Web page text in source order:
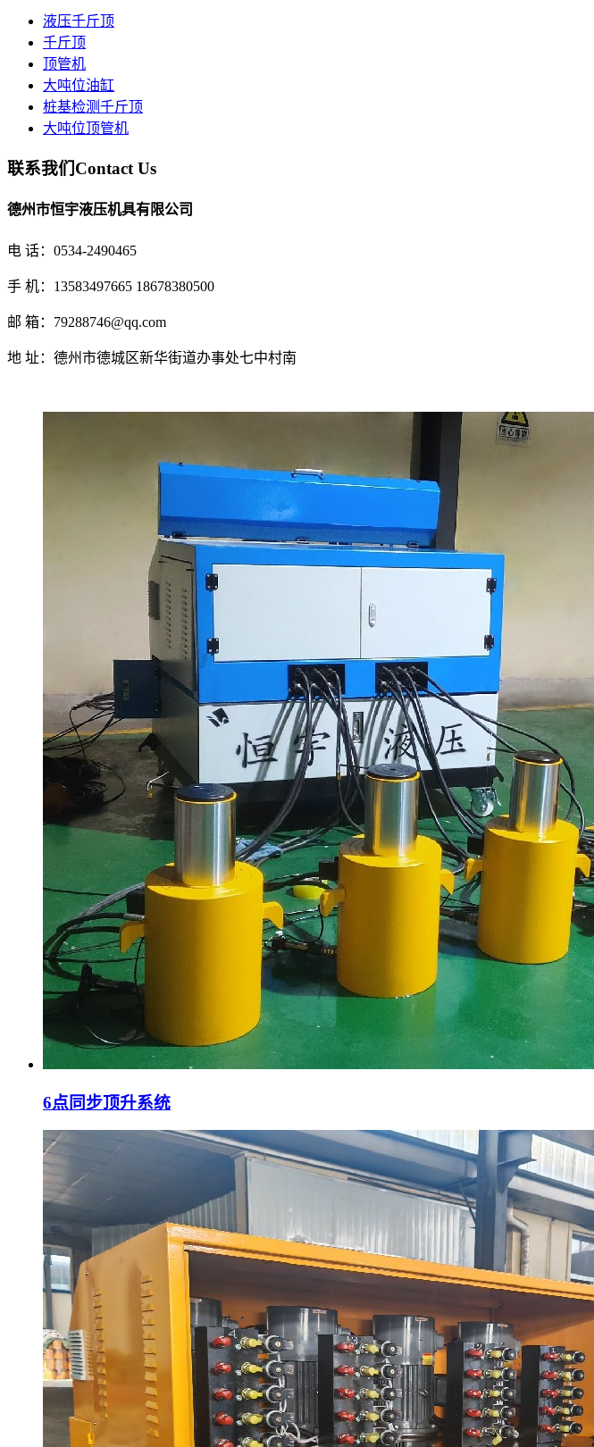
液压千斤顶
千斤顶
顶管机
大吨位油缸
桩基检测千斤顶
大吨位顶管机
联系我们Contact Us
德州市恒宇液压机具有限公司
电 话：0534-2490465
手 机：13583497665 18678380500
邮 箱：79288746@qq.com
地 址：德州市德城区新华街道办事处七中村南
6点同步顶升系统